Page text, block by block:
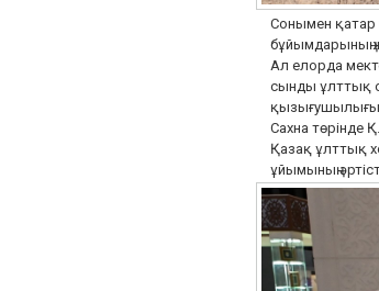
Сонымен қатар
бұйымдарының
Ал елорда
сынды ұлттық
Сахна төрінде
Қазақ ұлттық
ұйымының